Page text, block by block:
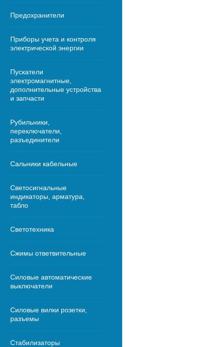
Предохранители
Приборы учета и контроля
электрической энергии
Пускатели
электромагнитные,
дополнительные устройства
и запчасти
Рубильники,
переключатели,
разъединители
Сальники кабельные
Светосигнальные
индикаторы, арматура,
табло
Светотехника
Сжимы ответвительные
Силовые автоматические
выключатели
Силовые вилки розетки,
разъемы
Стабилизаторы